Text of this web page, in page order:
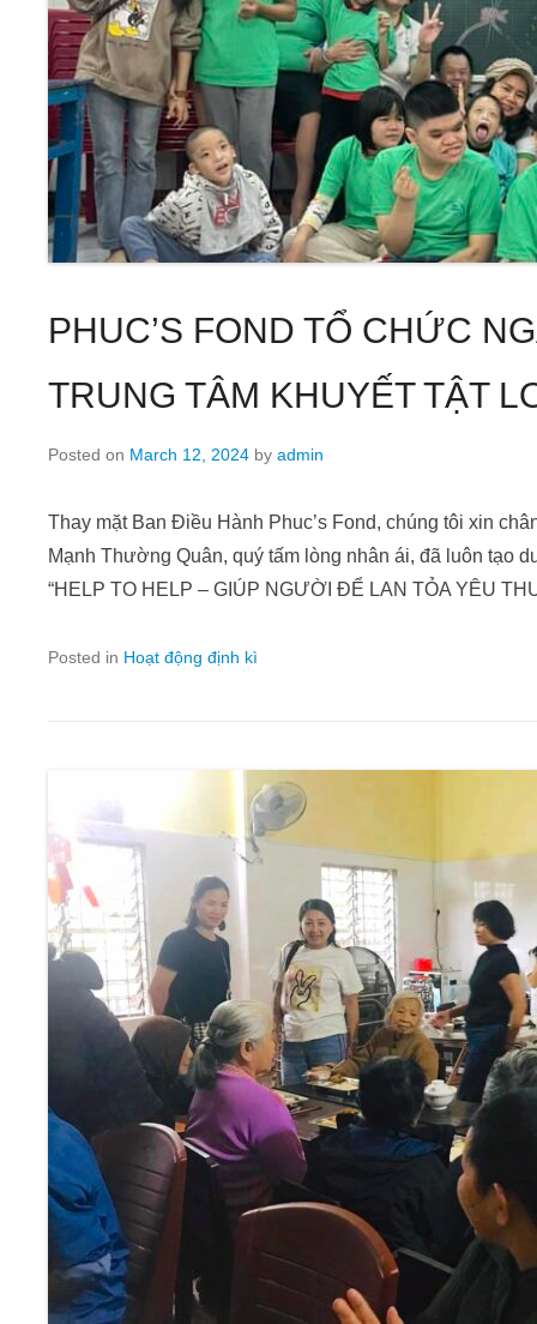
PHUC’S FOND TỔ CHỨC
TRUNG TÂM KHUYẾT TẬT
Posted on March 12, 2024 by admin
Thay mặt Ban Điều Hành Phuc’s Fond, chúng tôi xin
Mạnh Thường Quân, quý tấm lòng nhân ái, đã luôn tạo
“HELP TO HELP – GIÚP NGƯỜI ĐỂ LAN TỎA YÊU
Posted in Hoạt động định kì